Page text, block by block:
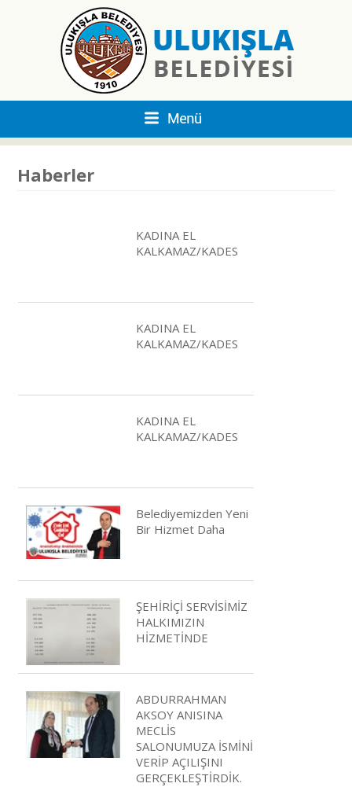
Haberler
KADINA EL
KALKAMAZ/KADES
KADINA EL
KALKAMAZ/KADES
KADINA EL
KALKAMAZ/KADES
Belediyemizden Yeni
Bir Hizmet Daha
ŞEHİRİÇİ SERVİSİMİZ
HALKIMIZIN
HİZMETİNDE
ABDURRAHMAN
AKSOY ANISINA
MECLİS
SALONUMUZA İSMİNİ
VERİP AÇILIŞINI
GERÇEKLEŞTİRDİK.